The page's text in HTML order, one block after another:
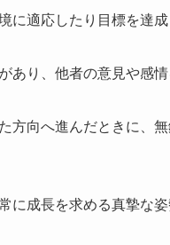
に適応したり目標を達
あり、他者の意見や感情
方向へ進んだときに、
に成長を求める真摯な